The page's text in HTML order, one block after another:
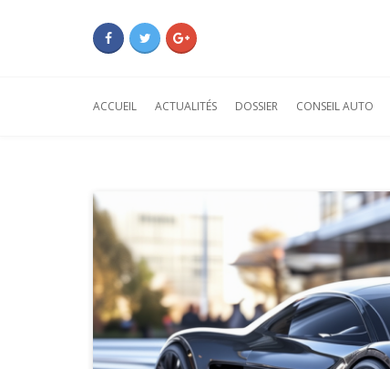
ACCUEIL ACTUALITÉS DOSSIER CONSEIL AUTO